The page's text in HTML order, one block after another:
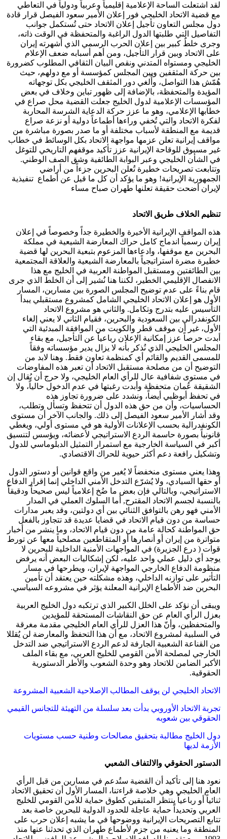
لقد اشتعلت الساحة الإعلامية إقليمياً وعربياً ودولياً في التعاطي
مع قضية الاتحاد الخليجي فور إعلان الأمير سعود الفيصل قرار قادة
دول مجلس التعاون تأجيل إعلان الاتحاد حتى تُستكمل جوانب
التفاصيل التي طلبتها الدول الراغبة والمتحفظة في الوقت ذاته،
وجرى خلطٌ كبير بين إعلان الحرب الرسمي الذي أشهرته إيران
على الاتحاد وبين قرار التأجيل، ومن أهم أسبابه ضعف الإعلام
الخليجي ومستواه المتدني ونقص البيان الثقافي المطلوب كضرورة
بين حركة المثقفين وبين المجلس كمؤسسة أو مع دولهم، حيث
هُمّش هذا التواصل، وأُلغي دور المثقف الخليجي بكل توجهاته
المؤيدة والمتحفظة، بالإضافة إلى ظهور تباين وخلاف في بعض
المؤسسات الإعلامية لدول الخليج جعلت القضية محل صراع في
خطابها الإعلامي، وهو ما عزز حركة الدعاية الشرسة المحاربة
لفكرة الاتحاد والتي تُخفي وراءها أطماعاً دولية أو نزعة صراع
قديمة مع المنطقة لأسباب مختلفة أو ما صدر بصورة مباشرة من
مواقف إيرانية تعلن عزمها مواجهة الاتحاد بكل الوسائط في خطاب
غير مسبوق للوقاحة الإيرانية عزز تأكيد موقفهم التاريخي للتوغل
في الشأن الخليجي وعبر البوابة الطائفية وشق الصف الوطني.
وتتابعت تصريحات خطيرة تُعلن البحرين جزءاً من أراضي
الجمهورية الإيرانية! وهو ما يؤكد أن كل ما قيل عن أطماع تنفيذية
لإيران أضحت حقيقة تعلنها طهران صباح مساء
تنظيم الخلاف طريق الاتحاد
هذه المواقف الإيرانية الأخيرة والخطيرة جداً وخصوصاً في إعلان
إيران رسمياً اندماج كامل حراك المعارضة الشيعية في مملكة
البحرين مع موقفها، وادعاءها المزعوم بتبعية البحرين لها قضية
خطيرة مضرة استراتيجياً بالمعارضة الشيعية والعلاقة المجتمعية
بين الطائفتين ومستقبل المواطنة العربية في الخليج مع هذا
الانفصال الإقليمي الخطير، لكننا هنا نُشير إلى أن الخلط الذي جرى
قام بناءً على عدم توضيح المجلس الصورة بين مسارين، المسار
الأول هو إعلان الاتحاد الخليجي الشامل كمشروع مستقبلي يبدأ
التأسيس عليه بتدرج وتكامل. والثاني هو مشروع الاتحاد
الكونفدرالي بين السعودية والبحرين، فقيام الثاني لا يعني إلغاء
الأول، غير أن موقف قطر والكويت من الموافقة المبدئية التي
أبدت حرصاً عزز إمكانية الإعلان رباعياً عن التأجيل، مع بقاء
المجلس الخليجي الذي نُذكر بأنه لا يزال يدير مؤسساته وفقاً
للمسمى القديم والقائم أي كمنظمة تعاون فقط. وهنا لابد من
التوضيح أن من مصلحة مستقبل الاتحاد أن تعبر هذه المفاوضات
في مستوى شفافية عال للرأي العام الخليجي، ولا حرج أن يُقال إن
الشقيقة عُمان متحفظة وأبدت رغبتها في عدم الدخول حالياً، ولا
في تحفظ أبوظبي أيضاً، ونشدد على ضرورة تجاوز هذه
الحساسيات، وأن من حق هذه الدول أن تتحفظ وتسأل وتطلب،
وقد أشار الأمير سعود الفيصل إلى ذلك. والجانب الآخر أن مستوى
الكونفدرالية بحسب الإعلانات الأولية هو في مستوى أولي، ويغطي
قانونياً بصورة حاسمة الردع الاستراتيجي لأعضائه، ويؤسس لتنسيق
أكبر في السياسة الخارجية مع استمرار التمثيل الدبلوماسي للدول
وتشكيل رافعة دعم أكثر حيوية للحراك الاقتصادي.
وهذا يعني مستوى منخفضاً لا يُغير من واقع قوانين أو دستور الدول
أو حقها السيادي، ولا يُشرّع التدخل الأمني الداخلي إنما إقرار الدفاع
الاستراتيجي، وبالتالي فإن بعض ما ضُخ إعلامياً ليس صحيحاً ودقيقاً
بالنسبة لجسم الاتحاد المقترح, أما السلوك العملي في المدار
الأمني فهو رهن بالتوافق الثنائي بين أي دولتين، وقد يعبر مدارات
حساسة من دون قيام الاتحاد في قضايا عديدة قد تتجاوز بالفعل
حق المواطنة كحالة عامة من دون قيام الاتحاد، وما ينشر من أخبار
متواترة من إيران أو أنصارها أو المتقاطعين مصلحياً معها عن تورط
قوات ( درع الجزيرة) في المواجهات الأمنية الداخلية للبحرين لا
يوجد أي دليل عملي واحد عليه، لكن إشكاليات البعض أنه يرفض
منظومة الدفاع الخارجي المواجهة لإيران، ويطرحها في مسار
التأثير على توازنه الداخلي، وهذه مشكلته حين يعتقد أن تأمين
البحرين ضد الأطماع الإيرانية المعلنة يؤثر في مشروعه السياسي.
ويبقى أن نؤكد على الخلل الكبير الذي ترتكبه دول الخليج العربية
بعزل الرأي العام عن حق النقاشات المستحقة للمؤيدين
والمتحفظين، وأنّ هذا العزل للرأي العام الخليجي مقدمة مغرقة
في السلبية لمشروع الاتحاد، مع أن هذا التحفظ والمعارضة لن يُقللا
من القناعة الشعبية الجارفة لدعم الردع الاستراتيجي ضد التدخل
الخارجي لمصلحة الأمن القومي للخليج العربي، مع بقاء الملف
الأكبر الضامن للاتحاد وهو وحدة الشعوب والأطر الدستورية
الحقوقية.
الاتحاد الخليجي لن يوقف المطالب الإصلاحية الشعبية المشروعة
تجربة الاتحاد الأوروبي بدأت بعد سلسلة من التهيئة للتجانس القيمي
الحقوقي بين شعوبه
دول الخليج مطالبة بتحقيق مصالحات وطنية حسب مستويات
الأزمة لديها
الدستور الحقوقي والالتفاف الشعبي
نعود هنا إلى تأكيد أن القضية ستُدعم في مسارين من قبل الرأي
العام الخليجي وهي خلاصة قراءتنا، المسار الأول أن تحقيق الاتحاد
ثنائياً أو رباعياً ينتظر المتبقين كطوق حماية للأمن القومي للخليج
العربي وتحديداً حماية عاجلة للحدود الدولية للبحرين خاصة بعد
تتابع التصريحات الإيرانية ووضوحها في ما يشبه إعلان حرب على
المنطقة وما يعنيه من جزم لأطماع طهران الذي تحدثنا عنها منذ